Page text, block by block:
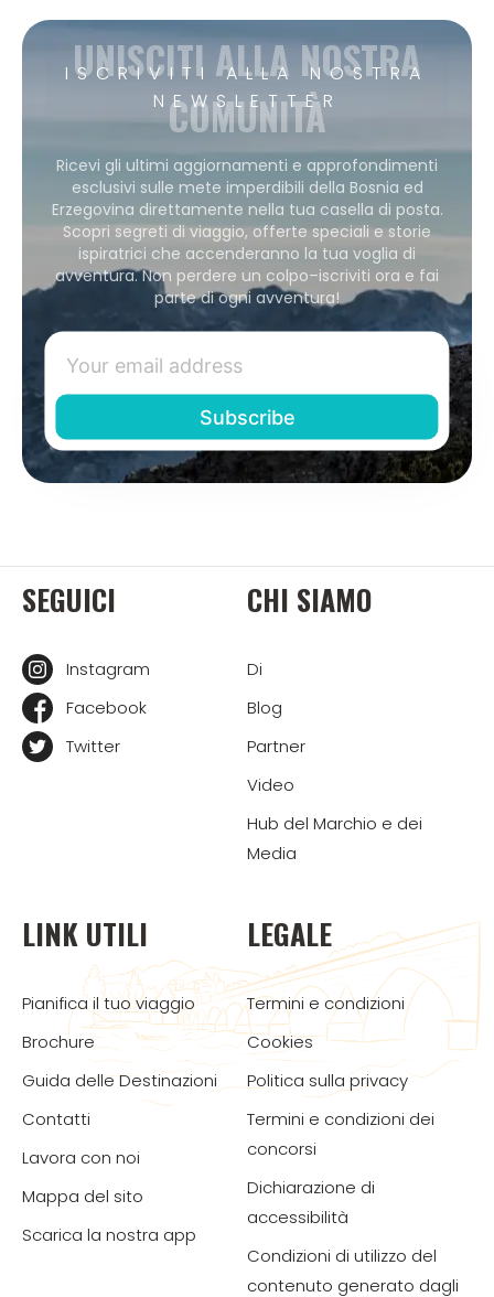
ISCRIVITI ALLA NOSTRA
NEWSLETTER
UNISCITI ALLA NOSTRA
COMUNITÀ
Ricevi gli ultimi aggiornamenti e approfondimenti
esclusivi sulle mete imperdibili della Bosnia ed
Erzegovina direttamente nella tua casella di posta.
Scopri segreti di viaggio, offerte speciali e storie
ispiratrici che accenderanno la tua voglia di
avventura. Non perdere un colpo–iscriviti ora e fai
parte di ogni avventura!
SEGUICI
Instagram
Facebook
Twitter
CHI SIAMO
Di
Blog
Partner
Video
Hub del Marchio e dei
Media
LINK UTILI
Pianifica il tuo viaggio
Brochure
Guida delle Destinazioni
Contatti
Lavora con noi
Mappa del sito
Scarica la nostra app
LEGALE
Termini e condizioni
Cookies
Politica sulla privacy
Termini e condizioni dei
concorsi
Dichiarazione di
accessibilità
Condizioni di utilizzo del
contenuto generato dagli